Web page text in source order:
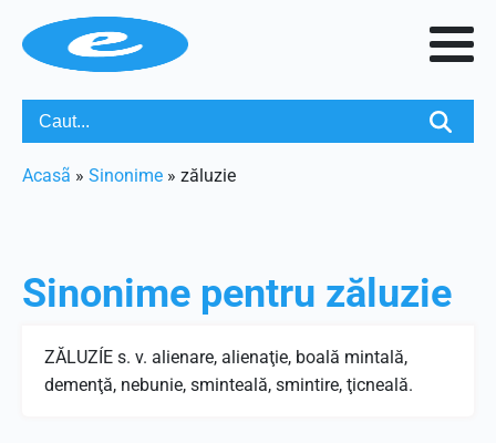
Acasã » Sinonime » zăluzie
Sinonime pentru zăluzie
ZĂLUZÍE s. v. alienare, alienaţie, boală mintală,
demenţă, nebunie, sminteală, smintire, ţicneală.